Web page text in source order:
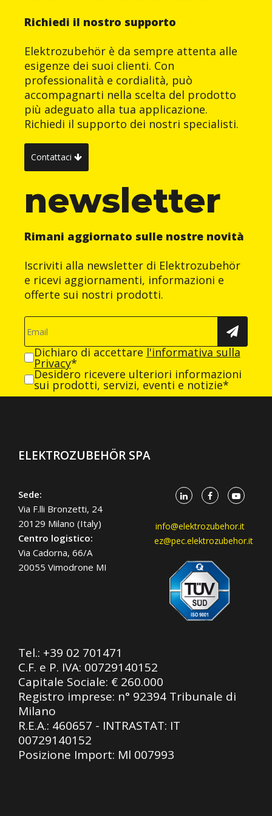
colori ed in silicone.
Richiedi il nostro supporto
Elektrozubehör è da sempre attenta alle
esigenze dei suoi clienti. Con
professionalità e cordialità, può
accompagnarti nella scelta del prodotto
più adeguato alla tua applicazione.
Richiedi il supporto dei nostri specialisti.
Contattaci
newsletter
Rimani aggiornato sulle nostre novità
Iscriviti alla newsletter di Elektrozubehör
e ricevi aggiornamenti, informazioni e
offerte sui nostri prodotti.
Dichiaro di accettare l'informativa sulla
Privacy*
Desidero ricevere ulteriori informazioni
sui prodotti, servizi, eventi e notizie*
ELEKTROZUBEHÖR SPA
Sede:
Via F.lli Bronzetti, 24
20129 Milano (Italy)
Centro logistico:
Via Cadorna, 66/A
20055 Vimodrone MI
info@elektrozubehor.it
ez@pec.elektrozubehor.it
Tel.: +39 02 701471
C.F. e P. IVA: 00729140152
Capitale Sociale: € 260.000
Registro imprese: n° 92394 Tribunale di
Milano
R.E.A.: 460657 - INTRASTAT: IT
00729140152
Posizione Import: Ml 007993